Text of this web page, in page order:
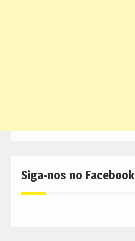
Siga-nos no Facebook